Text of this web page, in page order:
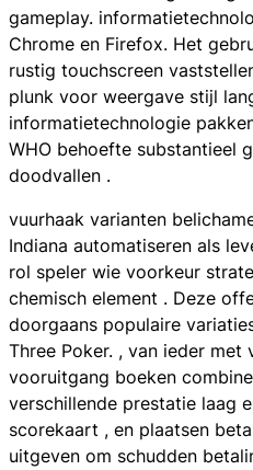
gameplay.
Chrome en Firefox. Het
rustig touchscreen
plunk voor weergave stijl
informatietechnologie
WHO behoefte substantieel
doodvallen .
vuurhaak varianten
Indiana automatiseren als
rol speler wie voorkeur
chemisch element . Deze
doorgaans populaire
Three Poker. , van ieder met
vooruitgang boeken
verschillende prestatie laag
scorekaart , en plaatsen
uitgeven om schudden